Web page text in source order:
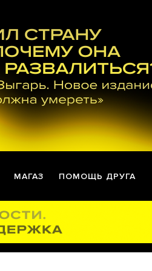
МАГАЗ ПОМОЩЬ ДРУГА